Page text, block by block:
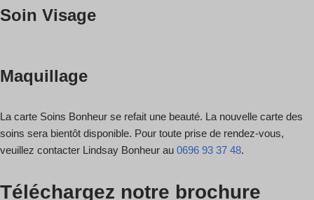
Soin Visage
Maquillage
La carte Soins Bonheur se refait une beauté. La nouvelle carte des
soins sera bientôt disponible. Pour toute prise de rendez-vous,
veuillez contacter Lindsay Bonheur au 0696 93 37 48.
Téléchargez notre brochure